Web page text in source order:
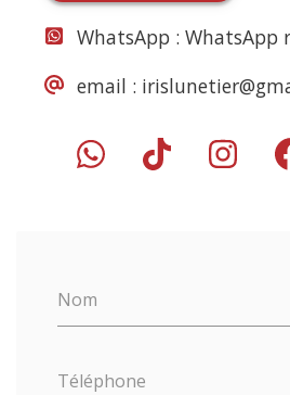
Nom
Téléphone
WhatsApp : WhatsApp
email :